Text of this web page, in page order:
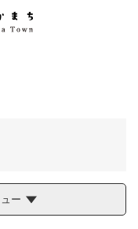
文へ
ー